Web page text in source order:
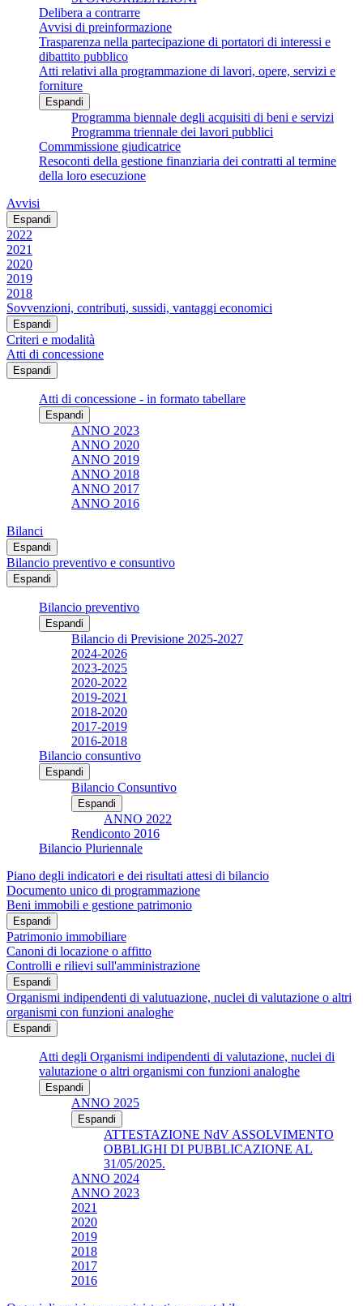
Delibera a contrarre
Avvisi di preinformazione
Trasparenza nella partecipazione di portatori di interessi e
dibattito pubblico
Atti relativi alla programmazione di lavori, opere, servizi e
forniture
Espandi
Programma biennale degli acquisiti di beni e servizi
Programma triennale dei lavori pubblici
Commmissione giudicatrice
Resoconti della gestione finanziaria dei contratti al termine
della loro esecuzione
Avvisi
Espandi
2022
2021
2020
2019
2018
Sovvenzioni, contributi, sussidi, vantaggi economici
Espandi
Criteri e modalità
Atti di concessione
Espandi
Atti di concessione - in formato tabellare
Espandi
ANNO 2023
ANNO 2020
ANNO 2019
ANNO 2018
ANNO 2017
ANNO 2016
Bilanci
Espandi
Bilancio preventivo e consuntivo
Espandi
Bilancio preventivo
Espandi
Bilancio di Previsione 2025-2027
2024-2026
2023-2025
2020-2022
2019-2021
2018-2020
2017-2019
2016-2018
Bilancio consuntivo
Espandi
Bilancio Consuntivo
Espandi
ANNO 2022
Rendiconto 2016
Bilancio Pluriennale
Piano degli indicatori e dei risultati attesi di bilancio
Documento unico di programmazione
Beni immobili e gestione patrimonio
Espandi
Patrimonio immobiliare
Canoni di locazione o affitto
Controlli e rilievi sull'amministrazione
Espandi
Organismi indipendenti di valutuazione, nuclei di valutazione o altri
organismi con funzioni analoghe
Espandi
Atti degli Organismi indipendenti di valutazione, nuclei di
valutazione o altri organismi con funzioni analoghe
Espandi
ANNO 2025
Espandi
ATTESTAZIONE NdV ASSOLVIMENTO
OBBLIGHI DI PUBBLICAZIONE AL
31/05/2025.
ANNO 2024
ANNO 2023
2021
2020
2019
2018
2017
2016